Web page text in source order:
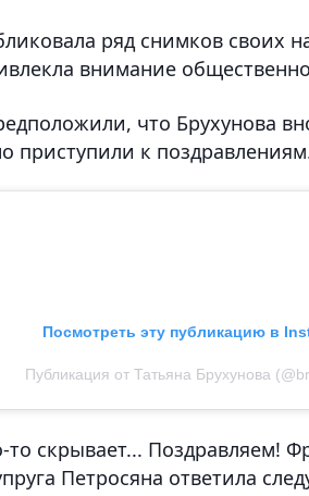
ряд снимков своих
внимание
что Брухунова
приступили к
Посмотреть эту публикацию в
Публикация от Татьяна Брухунова
то скрывает... Поздравляем!
Петросяна ответила